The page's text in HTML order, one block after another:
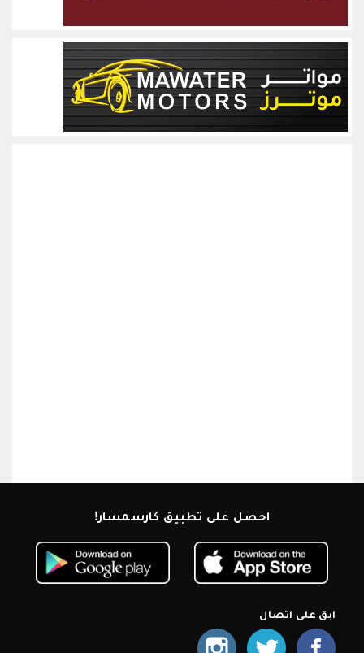
احصل على تطبيق كارسمسار!
ابق على اتصال